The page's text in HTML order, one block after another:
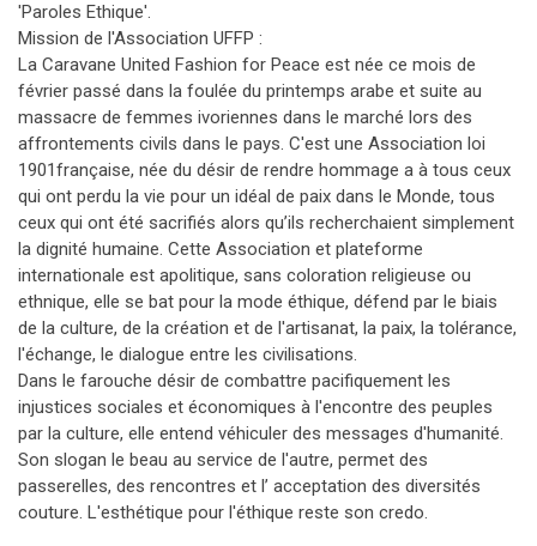
'Paroles Ethique'.
Mission de l'Association UFFP :
La Caravane United Fashion for Peace est née ce mois de
février passé dans la foulée du printemps arabe et suite au
massacre de femmes ivoriennes dans le marché lors des
affrontements civils dans le pays. C'est une Association loi
1901française, née du désir de rendre hommage a à tous ceux
qui ont perdu la vie pour un idéal de paix dans le Monde, tous
ceux qui ont été sacrifiés alors qu’ils recherchaient simplement
la dignité humaine. Cette Association et plateforme
internationale est apolitique, sans coloration religieuse ou
ethnique, elle se bat pour la mode éthique, défend par le biais
de la culture, de la création et de l'artisanat, la paix, la tolérance,
l'échange, le dialogue entre les civilisations.
Dans le farouche désir de combattre pacifiquement les
injustices sociales et économiques à l'encontre des peuples
par la culture, elle entend véhiculer des messages d'humanité.
Son slogan le beau au service de l'autre, permet des
passerelles, des rencontres et l’ acceptation des diversités
couture. L'esthétique pour l'éthique reste son credo.